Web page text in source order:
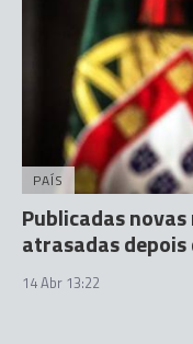
PAÍS
Publicadas
atrasadas depois
14 Abr 13:22